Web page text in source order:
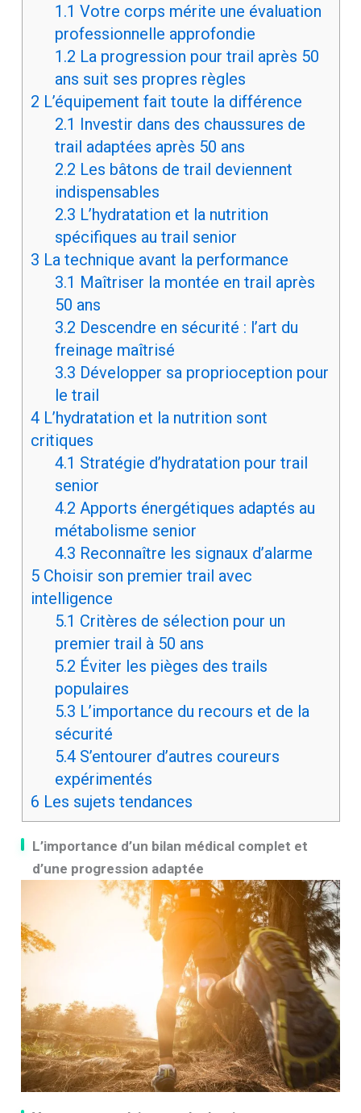
1.1 Votre corps mérite une évaluation
professionnelle approfondie
1.2 La progression pour trail après 50
ans suit ses propres règles
2 L’équipement fait toute la différence
2.1 Investir dans des chaussures de
trail adaptées après 50 ans
2.2 Les bâtons de trail deviennent
indispensables
2.3 L’hydratation et la nutrition
spécifiques au trail senior
3 La technique avant la performance
3.1 Maîtriser la montée en trail après
50 ans
3.2 Descendre en sécurité : l’art du
freinage maîtrisé
3.3 Développer sa proprioception pour
le trail
4L’hydratation et la nutrition sont
critiques
4.1 Stratégie d’hydratation pour trail
senior
4.2 Apports énergétiques adaptés au
métabolisme senior
4.3 Reconnaître les signaux d’alarme
5Choisir son premier trail avec
intelligence
5.1 Critères de sélection pour un
premier trail à 50 ans
5.2 Éviter les pièges des trails
populaires
5.3 L’importance du recours et de la
sécurité
5.4S’entourer d’autres coureurs
expérimentés
6 Les sujets tendances
L’importance d’un bilan médical complet et
d’une progression adaptée